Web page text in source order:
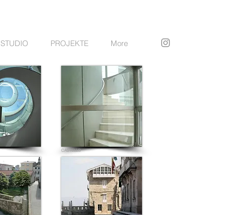
STUDIO PROJEKTE More
CASTELLO